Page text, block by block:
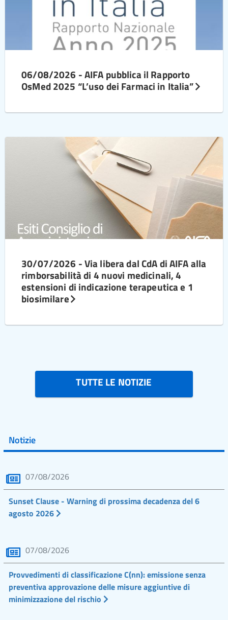
06/08/2026 - AIFA pubblica il Rapporto
OsMed 2025 “L’uso dei Farmaci in Italia”
30/07/2026 - Via libera dal CdA di AIFA alla
rimborsabilità di 4 nuovi medicinali, 4
estensioni di indicazione terapeutica e 1
biosimilare
TUTTE LE NOTIZIE
Notizie
07/08/2026
Sunset Clause - Warning di prossima decadenza del 6
agosto 2026
07/08/2026
Provvedimenti di classificazione C(nn): emissione senza
preventiva approvazione delle misure aggiuntive di
minimizzazione del rischio